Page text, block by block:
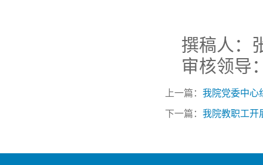
撰稿人：
审核领导
上一篇： 我院党委中心
下一篇： 我院教职工开